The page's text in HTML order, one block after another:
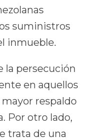
suministros
inmueble.
la persecución
en aquellos
respaldo
Por otro lado,
trata de una